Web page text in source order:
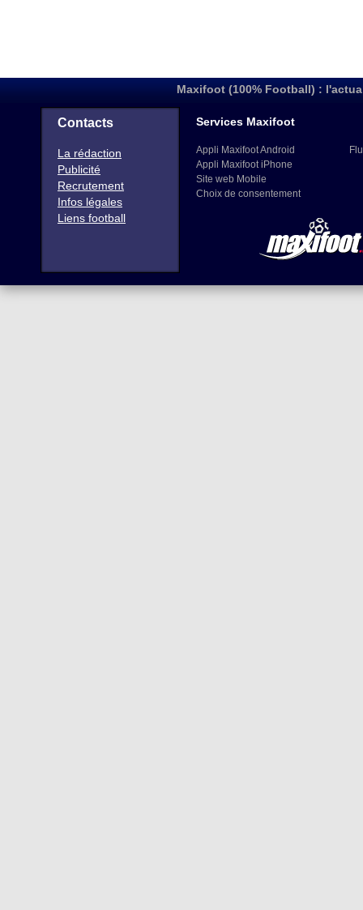
Maxifoot (100% Football) :
Contacts
La rédaction
Publicité
Recrutement
Infos légales
Liens football
Services Maxifoot
Appli Maxifoot Android
Appli Maxifoot iPhone
Site web Mobile
Choix de consentement